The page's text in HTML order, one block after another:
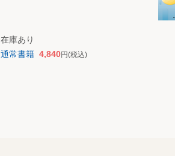
在庫あり
通常書籍 4,840円(税込)